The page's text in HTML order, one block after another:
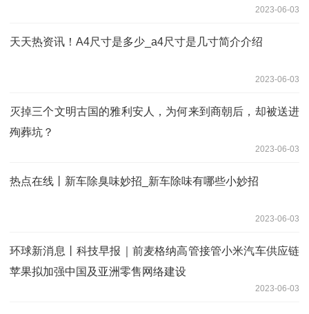
2023-06-03
天天热资讯！A4尺寸是多少_a4尺寸是几寸简介介绍
2023-06-03
灭掉三个文明古国的雅利安人，为何来到商朝后，却被送进
殉葬坑？
2023-06-03
热点在线丨新车除臭味妙招_新车除味有哪些小妙招
2023-06-03
环球新消息丨科技早报｜前麦格纳高管接管小米汽车供应链
苹果拟加强中国及亚洲零售网络建设
2023-06-03